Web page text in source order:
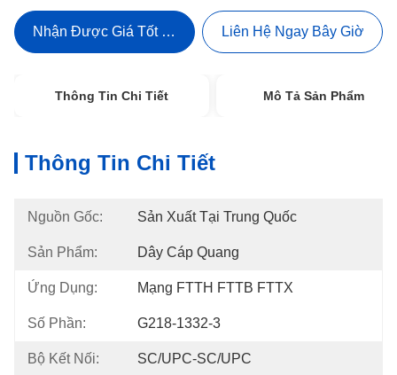
Nhận Được Giá Tốt Nhất Liên Hệ Ngay Bây Giờ
Thông Tin Chi Tiết Mô Tả Sản Phẩm
Thông Tin Chi Tiết
Nguồn Gốc: Sản Xuất Tại Trung Quốc
Sản Phẩm: Dây Cáp Quang
Ứng Dụng: Mạng FTTH FTTB FTTX
Số Phần: G218-1332-3
Bộ Kết Nối: SC/UPC-SC/UPC